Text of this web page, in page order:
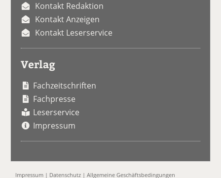
Kontakt Redaktion
Kontakt Anzeigen
Kontakt Leserservice
Verlag
Fachzeitschriften
Fachpresse
Leserservice
Impressum
Impressum | Datenschutz |Allgemeine Geschäftsbedingungen